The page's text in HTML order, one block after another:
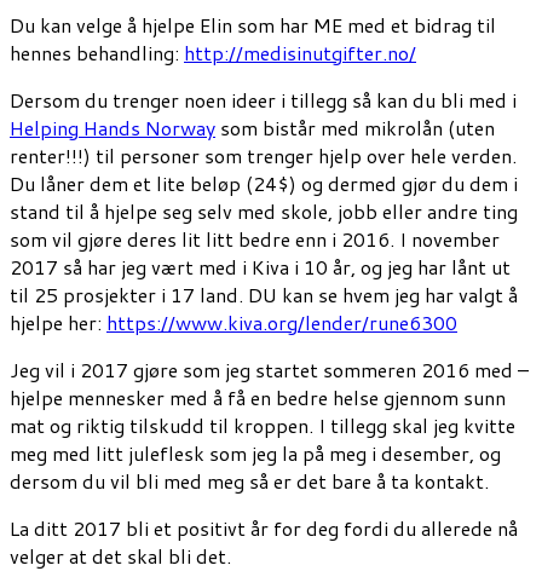
Du kan velge å hjelpe Elin som har ME med et bidrag til
hennes behandling: http://medisinutgifter.no/
Dersom du trenger noen ideer i tillegg så kan du bli med i
Helping Hands Norway som bistår med mikrolån (uten
renter!!!) til personer som trenger hjelp over hele verden.
Du låner dem et lite beløp (24$) og dermed gjør du dem i
stand til å hjelpe seg selv med skole, jobb eller andre ting
som vil gjøre deres lit litt bedre enn i 2016. I november
2017 så har jeg vært med i Kiva i 10 år, og jeg har lånt ut
til 25 prosjekter i 17 land. DU kan se hvem jeg har valgt å
hjelpe her: https://www.kiva.org/lender/rune6300
Jeg vil i 2017 gjøre som jeg startet sommeren 2016 med –
hjelpe mennesker med å få en bedre helse gjennom sunn
mat og riktig tilskudd til kroppen. I tillegg skal jeg kvitte
meg med litt juleflesk som jeg la på meg i desember, og
dersom du vil bli med meg så er det bare å ta kontakt.
La ditt 2017 bli et positivt år for deg fordi du allerede nå
velger at det skal bli det.